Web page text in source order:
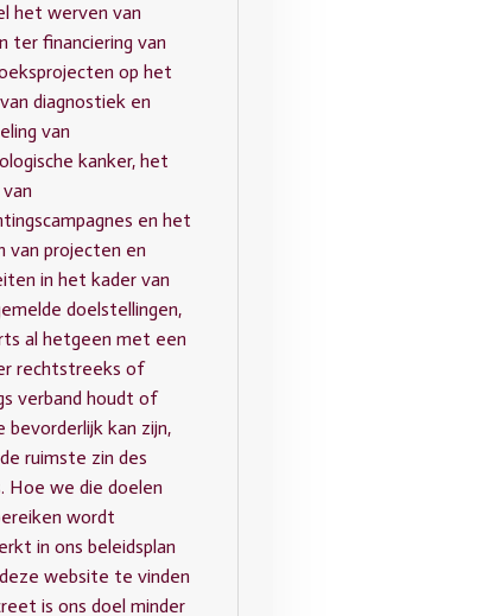
het werven van
ter financiering van
op het
diagnostiek en
van
kanker, het
en het
van projecten en
in het kader van
doelstellingen,
al hetgeen met een
rechtstreeks of
verband houdt of
bevorderlijk kan zijn,
ruimste zin des
Hoe we die doelen
wordt
in ons beleidsplan
website te vinden
is ons doel minder